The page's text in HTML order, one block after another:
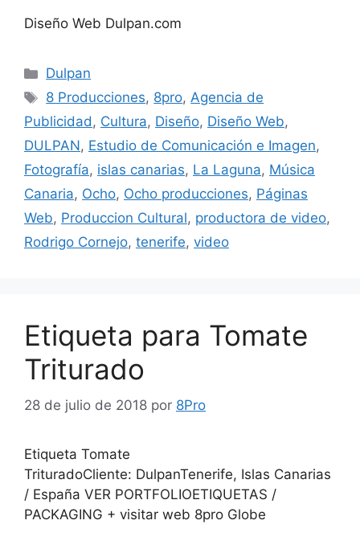
Diseño Web Dulpan.com
Dulpan
8 Producciones, 8pro,Agencia de
Publicidad, Cultura, Diseño, Diseño Web,
DULPAN, Estudio de Comunicación e Imagen,
Fotografía, islas canarias, La Laguna, Música
Canaria, Ocho, Ocho producciones, Páginas
Web, Produccion Cultural, productora de video,
Rodrigo Cornejo, tenerife, video
Etiqueta para Tomate
Triturado
28 de julio de 2018 por 8Pro
Etiqueta Tomate
TrituradoCliente: DulpanTenerife, Islas Canarias
/ España VER PORTFOLIOETIQUETAS /
PACKAGING + visitar web 8pro Globe